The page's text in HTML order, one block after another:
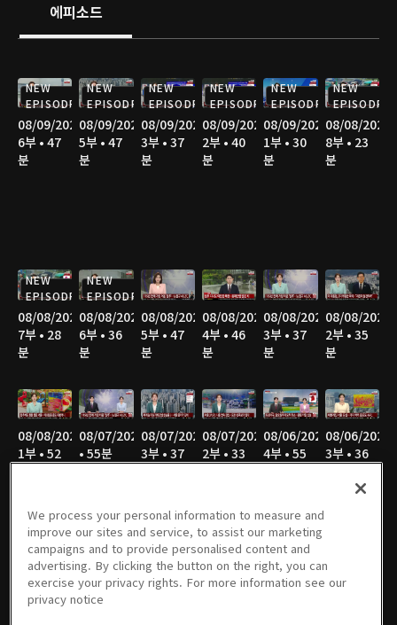
에피소드
NEW
EPISODE
08/09/2026
6부 • 47
분
NEW
EPISODE
08/09/2026
5부 • 47
분
NEW
EPISODE
08/09/2026
3부 • 37
분
NEW
EPISODE
08/09/2026
2부 • 40
분
NEW
EPISODE
08/09/2026
1부 • 30
분
NEW
EPISODE
08/08/2026
8부 • 23
분
NEW
EPISODE
08/08/2026
7부 • 28
분
NEW
EPISODE
08/08/2026
6부 • 36
분
08/08/2026
5부 • 47
분
08/08/2026
4부 • 46
분
08/08/2026
3부 • 37
분
08/08/2026
2부 • 35
분
08/08/2026
1부 • 52
08/07/2026
• 55분
08/07/2026
3부 • 37
08/07/2026
2부 • 33
08/06/2026
4부 • 55
08/06/2026
3부 • 36
08/06/2026
2부 • 35
분
08/06/2026
1부 • 52
분
08/05/2026
4부 • 55
분
08/05/2026
3부 • 37
분
08/05/2026
2부 • 34
분
1부 • 51
분
We process your personal information to measure and
improve our sites and service, to assist our marketing
campaigns and to provide personalised content and
advertising. By clicking the button on the right, you can
exercise your privacy rights. For more information see our
privacy notice